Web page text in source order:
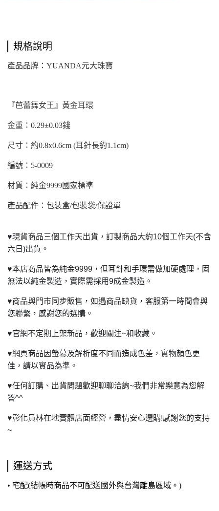
規格說明
產品品牌：YUANDA元大珠寶
『芭蕾舞女王』黃金耳環
金重：0.29±0.03錢
尺寸：約0.8x0.6cm (耳針長約1.1cm)
編號：5-0009
材質：純金9999國家標準
產品配件：包裝盒/包裝袋/保證單
♥現貨商品三個工作天出貨，訂製商品大約10個工作天(不含
六日)出貨。
♥本店商品皆為純金9999，但耳針和手環需做加硬處理，固
無法以純金製造，實際需採用9成金製造。
♥商品與門市同步販售，如遇商品缺貨，客服第一時間會與
您聯繫，感謝您的選購。
♥官網不定期上架新品，歡迎關注~和收藏。
♥網頁商品因螢幕及解析度不同而造成色差，實物顏色更
佳，請以實品為準。
♥任何訂購、出貨問題歡迎聊聊洽詢~我們非常樂意為您解
答^^
♥彰化員林在地實體店面經營，盡情安心選購!感謝您的支持
~
運送方式
• 宅配(結帳時商品不可配送國外與台灣離島區域。)